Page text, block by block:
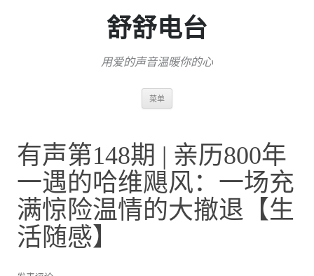
舒舒电台
用爱的声音温暖你的心
菜单
有声第148期 | 亲历800年
一遇的哈维飓风：一场充
满惊险温情的大撤退【生
活随感】